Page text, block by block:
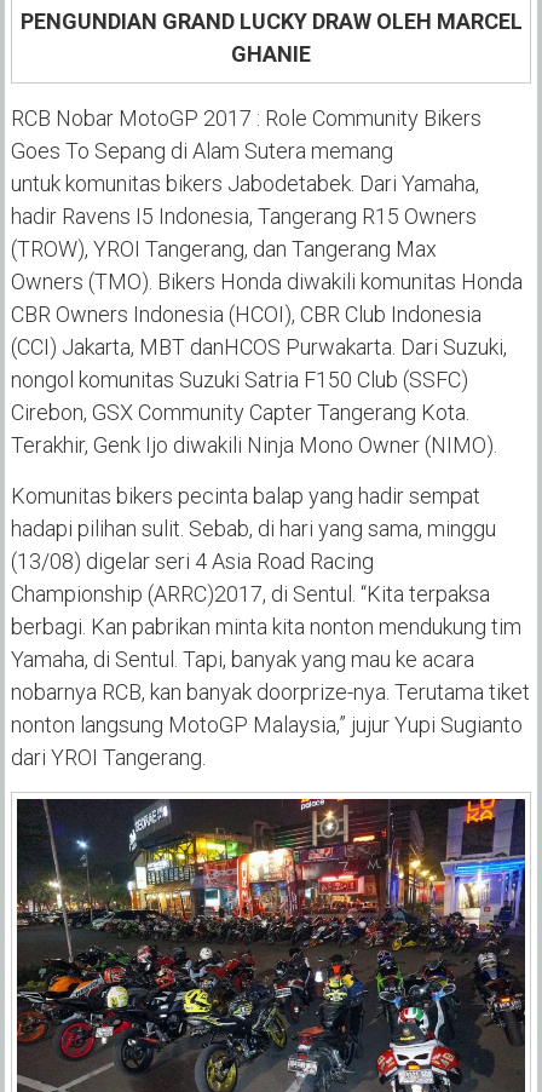
PENGUNDIAN GRAND LUCKY DRAW OLEH MARCEL
GHANIE
RCB Nobar MotoGP 2017 : Role Community Bikers
Goes To Sepang di Alam Sutera memang
untuk komunitas bikers Jabodetabek. Dari Yamaha,
hadir Ravens I5 Indonesia, Tangerang R15 Owners
(TROW), YROI Tangerang, dan Tangerang Max
Owners (TMO) . Bikers Honda diwakili komunitas Honda
CBR Owners Indonesia (HCOI), CBR Club Indonesia
(CCI) Jakarta, MBT danHCOS Purwakarta . Dari Suzuki,
nongol komunitas Suzuki Satria F150 Club (SSFC)
Cirebon, GSX Community Capter Tangerang Kota
Terakhir, Genk Ijo diwakili Ninja Mono Owner (NIMO)
Komunitas bikers pecinta balap yang hadir sempat
hadapi pilihan sulit. Sebab, di hari yang sama, minggu
(13/08) digelar seri 4Asia Road Racing
Championship (ARRC)2017, di Sentul. “Kita terpaksa
berbagi. Kan pabrikan minta kita nonton mendukung tim
Yamaha, di Sentul. Tapi, banyak yang mau ke acara
nobarnya RCB, kan banyak doorprize-nya. Terutama tiket
nonton langsung MotoGP Malaysia,” jujur Yupi Sugianto
dari YROI Tangerang.